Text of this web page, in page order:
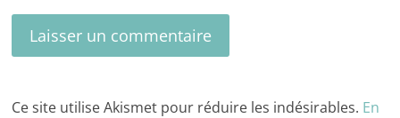
Ce site utilise Akismet pour réduire les indésirables. En